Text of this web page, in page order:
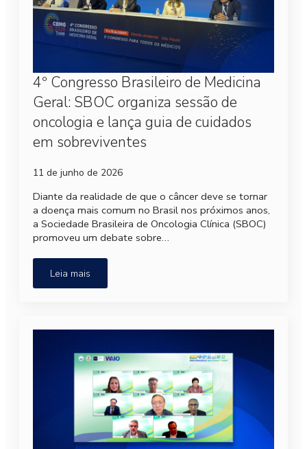
4º Congresso Brasileiro de Medicina
Geral: SBOC organiza sessão de
oncologia e lança guia de cuidados
em sobreviventes
11 de junho de 2026
Diante da realidade de que o câncer deve se tornar
a doença mais comum no Brasil nos próximos anos,
a Sociedade Brasileira de Oncologia Clínica (SBOC)
promoveu um debate sobre…
Leia mais